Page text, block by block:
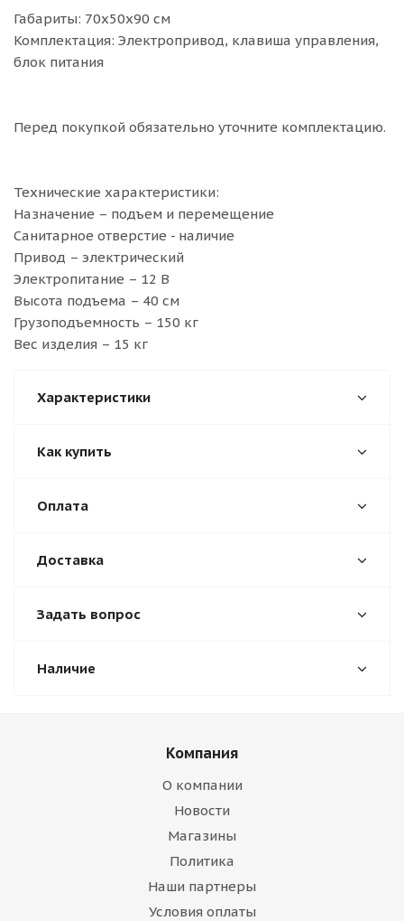
Габариты: 70х50х90 см
Комплектация: Электропривод, клавиша управления,
блок питания
Перед покупкой обязательно уточните комплектацию.
Технические характеристики:
Назначение – подъем и перемещение
Санитарное отверстие - наличие
Привод – электрический
Электропитание – 12 В
Высота подъема – 40 см
Грузоподъемность – 150 кг
Вес изделия – 15 кг
Характеристики
Как купить
Оплата
Доставка
Задать вопрос
Наличие
Компания
О компании
Новости
Магазины
Политика
Наши партнеры
Условия оплаты